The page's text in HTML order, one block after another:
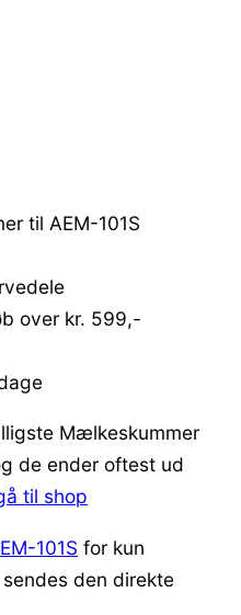
til AEM-101S
over kr. 599,-
Mælkeskummer
de ender oftest ud
til shop
101S for kun
den direkte